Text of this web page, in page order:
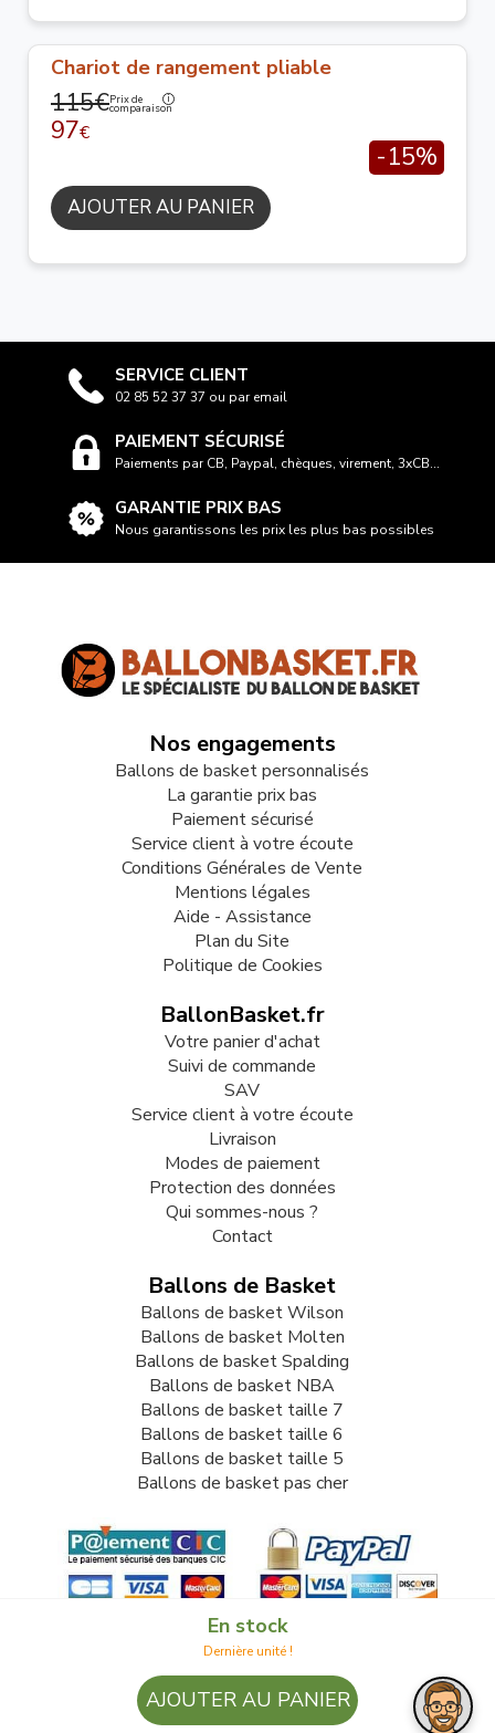
En stock
Dernière unité !
AJOUTER AU PANIER
Chariot de rangement pliable
115€Prix de
comparaison
97€
-15%
AJOUTER AU PANIER
SERVICE CLIENT
02 85 52 37 37 ou par email
PAIEMENT SÉCURISÉ
Paiements par CB, Paypal, chèques, virement, 3xCB...
GARANTIE PRIX BAS
Nous garantissons les prix les plus bas possibles
Nos engagements
Ballons de basket personnalisés
La garantie prix bas
Paiement sécurisé
Service client à votre écoute
Conditions Générales de Vente
Mentions légales
Aide - Assistance
Plan du Site
Politique de Cookies
BallonBasket.fr
Votre panier d'achat
Suivi de commande
SAV
Service client à votre écoute
Livraison
Modes de paiement
Protection des données
Qui sommes-nous ?
Contact
Ballons de Basket
Ballons de basket Wilson
Ballons de basket Molten
Ballons de basket Spalding
Ballons de basket NBA
Ballons de basket taille 7
Ballons de basket taille 6
Ballons de basket taille 5
Ballons de basket pas cher
© 2009-2026 LB82. Tous droits réservés - ballonbasket.fr -
SARL LB 82 - 13 Rue Louis Delage 44360 VIGNEUX DE
BRETAGNE